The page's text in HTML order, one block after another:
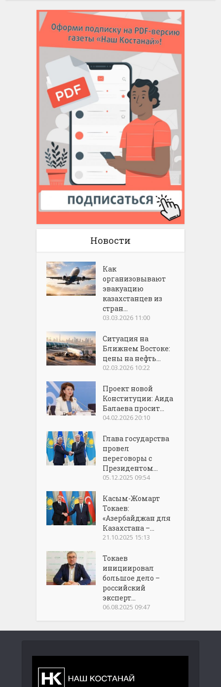
Новости
Как
организовывают
эвакуацию
казахстанцев из
стран...
03.03.2026 11:00
Ситуация на
Ближнем Востоке:
цены на нефть...
02.03.2026 10:22
Проект новой
Конституции: Аида
Балаева просит...
04.02.2026 20:10
Глава государства
провел
переговоры с
Президентом...
05.12.2025 09:54
Касым-Жомарт
Токаев:
«Азербайджан для
Казахстана –...
21.10.2025 15:13
Токаев
инициировал
большое дело –
российский
эксперт...
06.08.2025 09:47